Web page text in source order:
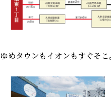
ゆめタウンもイオンもすぐそ